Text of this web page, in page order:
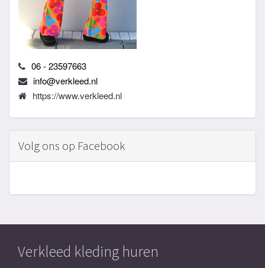
06 - 23597663
info@verkleed.nl
https://www.verkleed.nl
Volg ons op Facebook
Verkleed kleding huren